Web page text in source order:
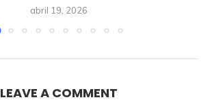
abril 19, 2026
LEAVE A COMMENT